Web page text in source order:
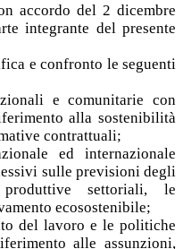
accordo del 2 dicembre
integrante del presente
e confronto le seguenti
e comunitarie con
alla sostenibilità
contrattuali;
ed internazionale
sulle previsioni degli
settoriali, le
ecosostenibile;
del lavoro e le politiche
alle assunzioni,